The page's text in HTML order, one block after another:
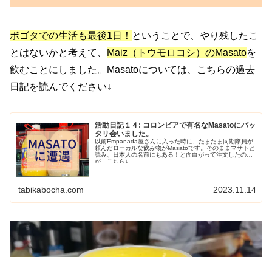
ボゴタでの生活も最後1日！ ということで、やり残したこ
とはないかと考えて、
Maiz（トウモロコシ）のMasatoを
飲むことにしました。Masatoについては、こちらの過去
日記を読んでください↓
活動日記１４: コロンビアで有名なMasatoにバッ
タリ会いました。
以前Empanada屋さんに入った時に、たまたま同期隊員が
頼んだローカルな飲み物がMasatoです。そのままマサトと
読み、日本人の名前にもある！と面白がって注文したの
が、こちら↓
tabikabocha.com 2023.11.14